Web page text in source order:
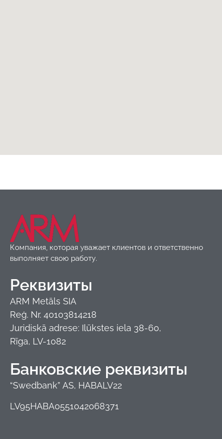
Компания, которая уважает клиентов и ответственно
выполняет свою работу.
Реквизиты
ARM Metāls SIA
Reģ. Nr. 40103814218
Juridiskā adrese: Ilūkstes iela 38-60,
Rīga, LV-1082
Банковские реквизиты
“Swedbank” AS, HABALV22
LV95HABA0551042068371